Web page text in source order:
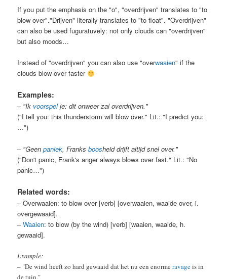
If you put the emphasis on the "o", "overdrijven" translates to "to
blow over"."Drijven" literally translates to "to float". "Overdrijven"
can also be used fuguratuvely: not only clouds can "overdrijven"
but also moods…
Instead of "overdrijven" you can also use "overwaaien" if the
clouds blow over faster
Examples:
– "Ik voorspelje: dit onweer zal overdrijven."
("I tell you: this thunderstorm will blow over." Lit.: "I predict you:
…")
– "Geenpaniek, Franksboosheid drijft altijd snel over."
("Don't panic, Frank's anger always blows over fast." Lit.: "No
panic…")
Related words:
– Overwaaien: to blow over [verb] [overwaaien, waaide over, i.
overgewaaid].
–Waaien: to blow (by the wind) [verb] [waaien, waaide, h.
gewaaid].
Example:
– "De wind heeft zo hard gewaaid dat het nu een enormeravageis in
de tuin."